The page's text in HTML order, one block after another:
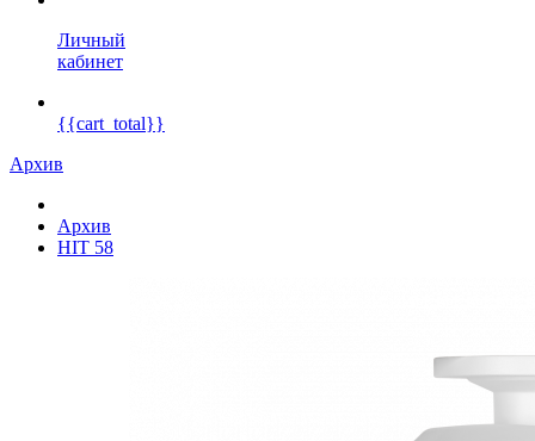
Личный
кабинет
{{cart_total}}
Архив
Архив
HIT 58